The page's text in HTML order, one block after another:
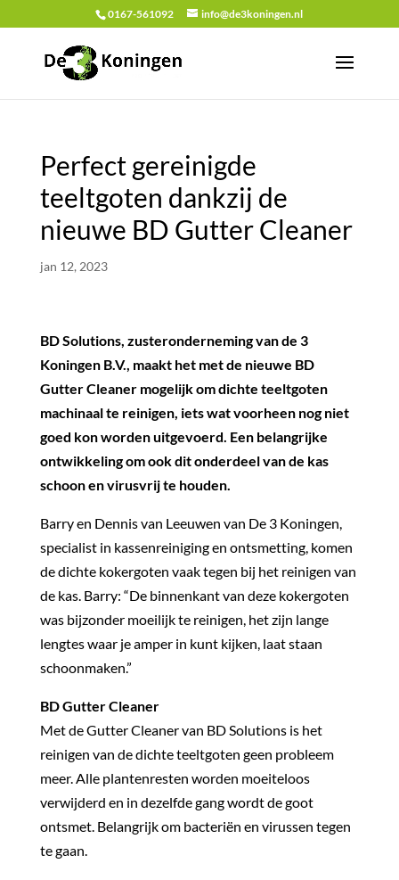
0167-561092 info@de3koningen.nl
Perfect gereinigde
teeltgoten dankzij de
nieuwe BD Gutter Cleaner
jan 12, 2023
BD Solutions, zusteronderneming van de 3
Koningen B.V., maakt het met de nieuwe BD
Gutter Cleaner mogelijk om dichte teeltgoten
machinaal te reinigen, iets wat voorheen nog niet
goed kon worden uitgevoerd. Een belangrijke
ontwikkeling om ook dit onderdeel van de kas
schoon en virusvrij te houden.
Barry en Dennis van Leeuwen van De 3 Koningen,
specialist in kassenreiniging en ontsmetting, komen
de dichte kokergoten vaak tegen bij het reinigen van
de kas. Barry: “De binnenkant van deze kokergoten
was bijzonder moeilijk te reinigen, het zijn lange
lengtes waar je amper in kunt kijken, laat staan
schoonmaken.”
BD Gutter Cleaner
Met de Gutter Cleaner van BD Solutions is het
reinigen van de dichte teeltgoten geen probleem
meer. Alle plantenresten worden moeiteloos
verwijderd en in dezelfde gang wordt de goot
ontsmet. Belangrijk om bacteriën en virussen tegen
te gaan.